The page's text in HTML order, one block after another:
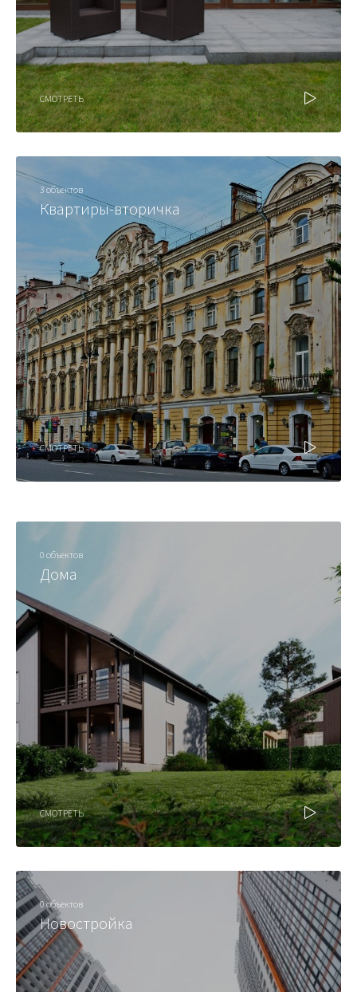
СМОТРЕТЬ
3 объектов
Квартиры-вторичка
СМОТРЕТЬ
0 объектов
Дома
СМОТРЕТЬ
0 объектов
Новостройка